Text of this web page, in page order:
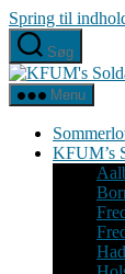
Spring til
Søg
Menu
KFUM’s